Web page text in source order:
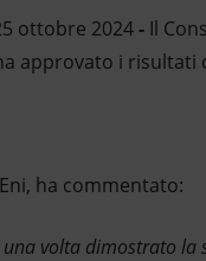
ottobre 2024- Il
approvato i
ha commentato:
volta dimostrato